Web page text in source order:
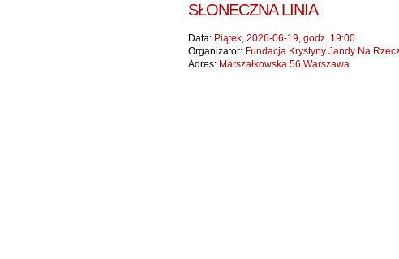
SŁONECZNA LINIA
Data: Piątek, 2026-06-19, godz. 19:00
Organizator: Fundacja Krystyny Jandy Na
Adres: Marszałkowska 56,Warszawa